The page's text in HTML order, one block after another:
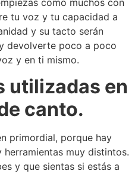
tu voz y tu capacidad a
y su tacto serán
devolverte poco a poco
y en ti mismo.
utilizadas en
canto.
primordial, porque hay
herramientas muy distintos.
y que sientas si estás a